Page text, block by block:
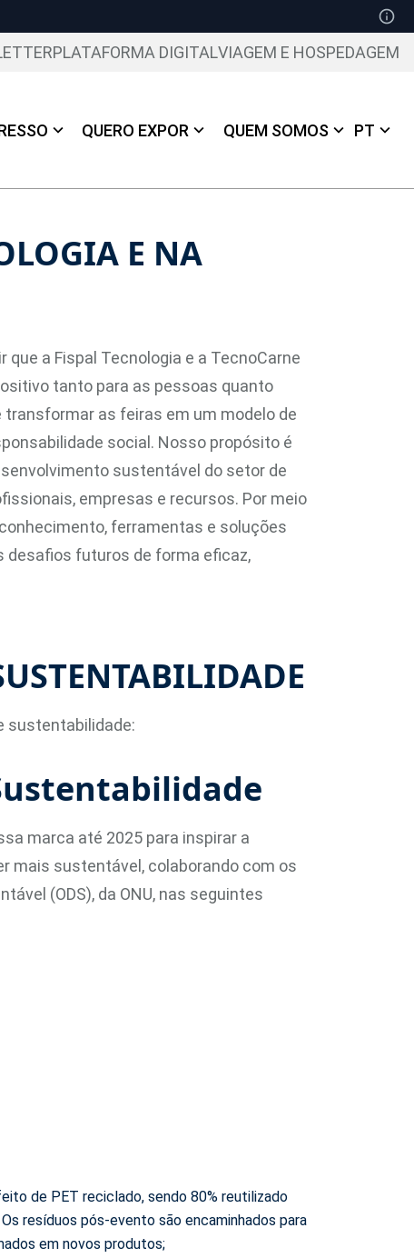
PLATAFORMA DIGITALVIAGEM E HOSPEDAGEM
QUERO EXPOR QUEM SOMOS PT
E NA
a Fispal Tecnologia e a TecnoCarne
tanto para as pessoas quanto
as feiras em um modelo de
social. Nosso propósito é
sustentável do setor de
empresas e recursos. Por meio
ferramentas e soluções
desafios futuros de forma eficaz,
sustentabilidade:
marca até 2025 para inspirar a
mais sustentável, colaborando com os
(ODS), da ONU, nas seguintes
de PET reciclado, sendo 80% reutilizado
resíduos pós-evento são encaminhados para
em novos produtos;